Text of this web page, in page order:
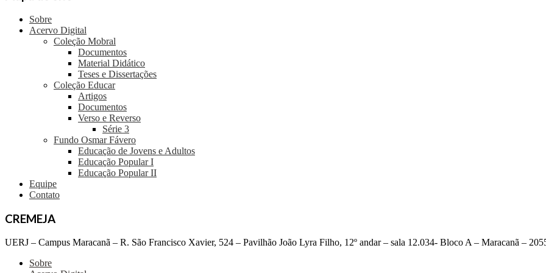
Sobre
Acervo Digital
Coleção Mobral
Documentos
Material Didático
Teses e Dissertações
Coleção Educar
Artigos
Documentos
Verso e Reverso
Série 3
Fundo Osmar Fávero
Educação de Jovens e Adultos
Educação Popular I
Educação Popular II
Equipe
Contato
CREMEJA
UERJ – Campus Maracanã – R. São Francisco Xavier, 524 – Pavilhão João Lyra Filho, 12º andar – sala 12.034- Bloco A – Maracanã –
Sobre